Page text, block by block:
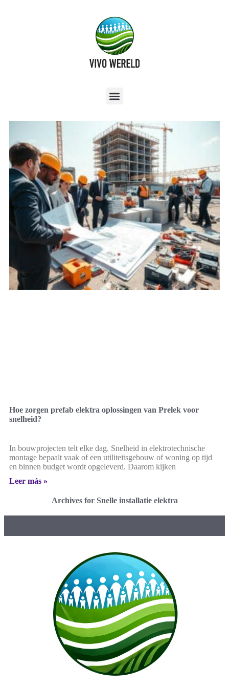
Hoe zorgen prefab elektra oplossingen van Prelek voor
snelheid?
In bouwprojecten telt elke dag. Snelheid in elektrotechnische
montage bepaalt vaak of een utiliteitsgebouw of woning op tijd
en binnen budget wordt opgeleverd. Daarom kijken
Leer más »
Archives for Snelle installatie elektra